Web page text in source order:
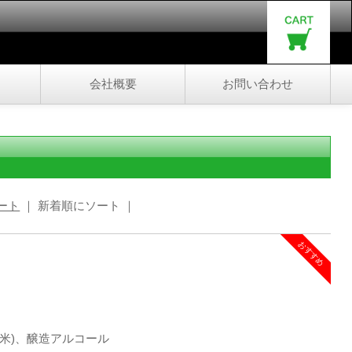
会社概要 お問い合わせ
ト ｜ 新着順にソート ｜
)、醸造アルコール
おすすめ